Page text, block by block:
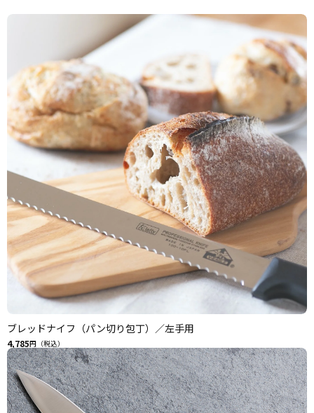
ブレッドナイフ（パン切り包丁）／左手用
4,785円（税込）